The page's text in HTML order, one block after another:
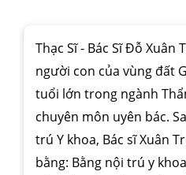
Thạc Sĩ - Bác Sĩ Đỗ Xuân
người con của vùng đất
tuổi lớn trong ngành
chuyên môn uyên bác.
trú Y khoa, Bác sĩ Xuân
bằng: Bằng nội trú y